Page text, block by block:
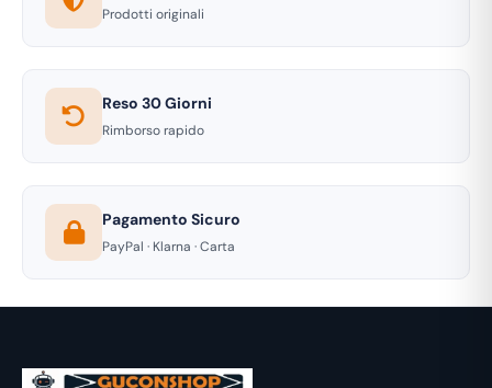
Prodotti originali
Reso 30 Giorni
Rimborso rapido
Pagamento Sicuro
PayPal · Klarna · Carta